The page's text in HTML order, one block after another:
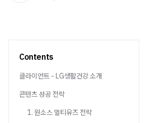
Contents
클라이언트 - LG생활건강 소개
콘텐츠 성공 전략
1. 원소스 멀티유즈 전략